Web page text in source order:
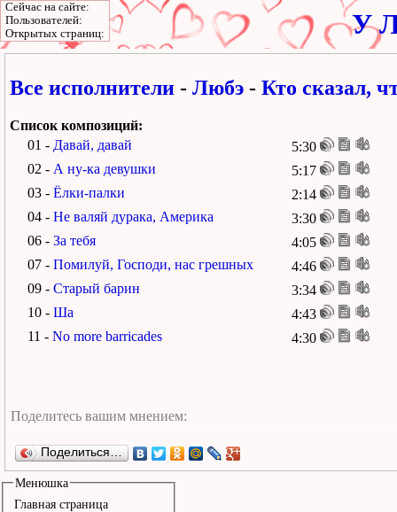
У
Все исполнители - Любэ - Кто сказал,
Список композиций:
01 - Давай, давай 5:30
02 - А ну-ка девушки 5:17
03 - Ёлки-палки 2:14
04 - Не валяй дурака, Америка 3:30
06 - За тебя 4:05
07 - Помилуй, Господи, нас грешных 4:46
09 - Старый барин 3:34
10 - Ша 4:43
11 - No more barricades 4:30
Поделиться…
Менюшка
Главная страница
Сейчас на сайте:
Пользователей:
Открытых страниц: